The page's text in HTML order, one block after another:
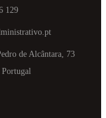
129
de Alcântara, 73